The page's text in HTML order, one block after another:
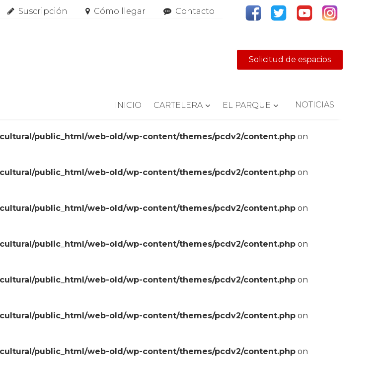
Suscripción Cómo llegar Contacto
Solicitud de espacios
INICIO CARTELERA EL PARQUE NOTICIAS
public_html/web-old/wp-content/themes/pcdv2/content.php on
public_html/web-old/wp-content/themes/pcdv2/content.php on
public_html/web-old/wp-content/themes/pcdv2/content.php on
public_html/web-old/wp-content/themes/pcdv2/content.php on
public_html/web-old/wp-content/themes/pcdv2/content.php on
public_html/web-old/wp-content/themes/pcdv2/content.php on
public_html/web-old/wp-content/themes/pcdv2/content.php on